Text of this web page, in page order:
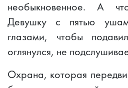
необыкновенное. А
Девушку с пятью
глазами, чтобы
оглянулся, не
Охрана, которая